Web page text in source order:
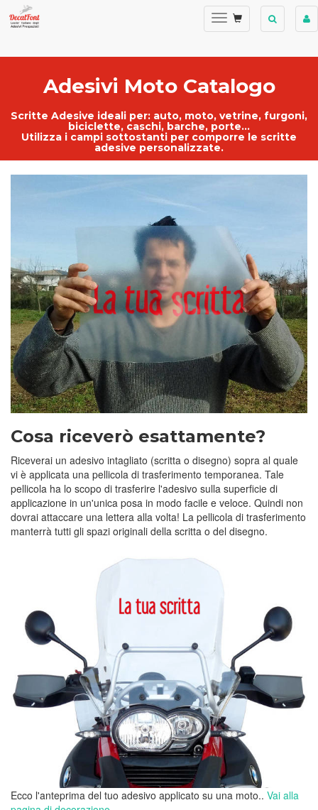
Adesivi Moto Catalogo
Scritte Adesive ideali per: auto, moto, vetrine, furgoni,
biciclette, caschi, barche, porte...
Utilizza i campi sottostanti per comporre le scritte
adesive personalizzate.
Cosa riceverò esattamente?
Riceverai un adesivo intagliato (scritta o disegno) sopra al quale
vi è applicata una pellicola di trasferimento temporanea. Tale
pellicola ha lo scopo di trasferire l'adesivo sulla superficie di
applicazione in un'unica posa in modo facile e veloce. Quindi non
dovrai attaccare una lettera alla volta! La pellicola di trasferimento
manterrà tutti gli spazi originali della scritta o del disegno.
Ecco l'anteprima del tuo adesivo applicato su una moto.. Vai alla